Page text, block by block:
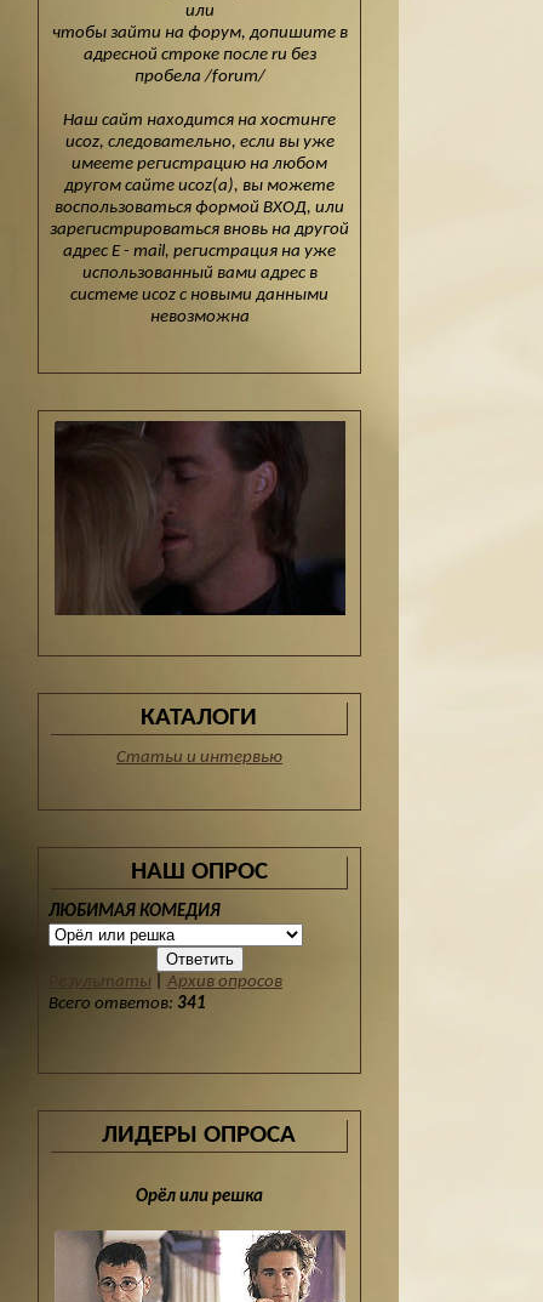
или
чтобы зайти на форум, допишите в
адресной строке после ru без
пробела /forum/
Наш сайт находится на хостинге
ucoz, следовательно, если вы уже
имеете регистрацию на любом
другом сайте ucoz(а), вы можете
воспользоваться формой ВХОД, или
зарегистрироваться вновь на другой
адрес E - mail, регистрация на уже
использованный вами адрес в
системе ucoz с новыми данными
невозможна
КАТАЛОГИ
Статьи и интервью
НАШ ОПРОС
ЛЮБИМАЯ КОМЕДИЯ
Результаты
Архив опросов
Всего ответов: 341
ЛИДЕРЫ ОПРОСА
Орёл или решка